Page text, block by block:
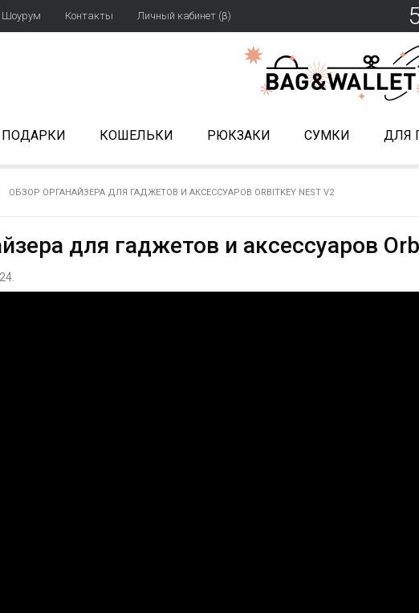
Шоурум Контакты Личный кабинет (β)
ПОДАРКИ КОШЕЛЬКИ РЮКЗАКИ СУМКИ ДЛЯ
ОБЗОР ОРГАНАЙЗЕРА ДЛЯ ГАДЖЕТОВ И АКСЕССУАРОВ ORBITKEY NEST V2
для гаджетов и аксессуаров